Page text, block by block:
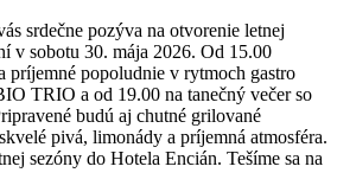
srdečne pozýva na otvorenie letnej
v sobotu 30. mája 2026. Od 15.00
príjemné popoludnie v rytmoch gastro
TRIO a od 19.00 na tanečný večer so
budú aj chutné grilované
pivá, limonády a príjemná atmosféra.
sezóny do Hotela Encián. Tešíme sa na